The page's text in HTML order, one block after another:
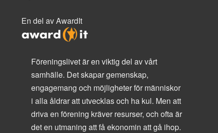
En del av AwardIt
Föreningslivet är en viktig del av vårt
samhälle. Det skapar gemenskap,
engagemang och möjligheter för människor
i alla åldrar att utvecklas och ha kul. Men att
driva en förening kräver resurser, och ofta är
det en utmaning att få ekonomin att gå ihop.